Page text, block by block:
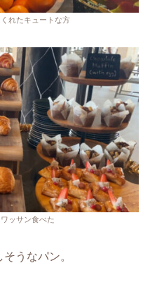
れたキュートな方
ッサン食べた
うなパン。